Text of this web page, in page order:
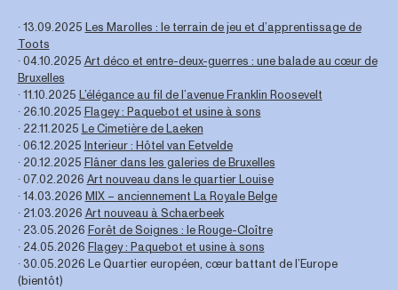
∙ 13.09.2025 Les Marolles : le terrain de jeu et d’apprentissage de
Toots
∙ 04.10.2025 Art déco et entre-deux-guerres : une balade au cœur de
Bruxelles
∙ 11.10.2025 L’élégance au fil de l’avenue Franklin Roosevelt
∙ 26.10.2025 Flagey : Paquebot et usine à sons
∙ 22.11.2025 Le Cimetière de Laeken
∙ 06.12.2025 Interieur : Hôtel van Eetvelde
∙ 20.12.2025 Flâner dans les galeries de Bruxelles
∙ 07.02.2026 Art nouveau dans le quartier Louise
∙ 14.03.2026 MIX – anciennement La Royale Belge
∙ 21.03.2026 Art nouveau à Schaerbeek
∙ 23.05.2026 Forêt de Soignes : le Rouge-Cloître
∙ 24.05.2026 Flagey : Paquebot et usine à sons
∙ 30.05.2026 Le Quartier européen, cœur battant de l’Europe
(bientôt)